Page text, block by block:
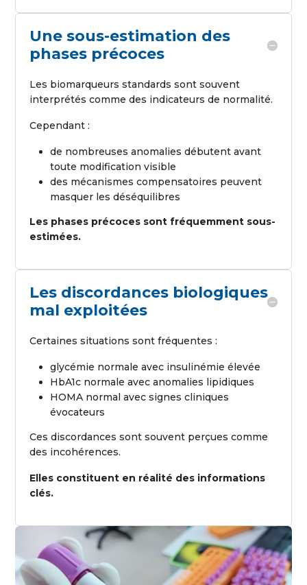
Une sous-estimation des
phases précoces
Les biomarqueurs standards sont souvent
interprétés comme des indicateurs de normalité.
Cependant :
de nombreuses anomalies débutent avant
toute modification visible
des mécanismes compensatoires peuvent
masquer les déséquilibres
Les phases précoces sont fréquemment sous-
estimées.
Les discordances biologiques
mal exploitées
Certaines situations sont fréquentes :
glycémie normale avec insulinémie élevée
HbA1c normale avec anomalies lipidiques
HOMA normal avec signes cliniques
évocateurs
Ces discordances sont souvent perçues comme
des incohérences.
Elles constituent en réalité des informations
clés.